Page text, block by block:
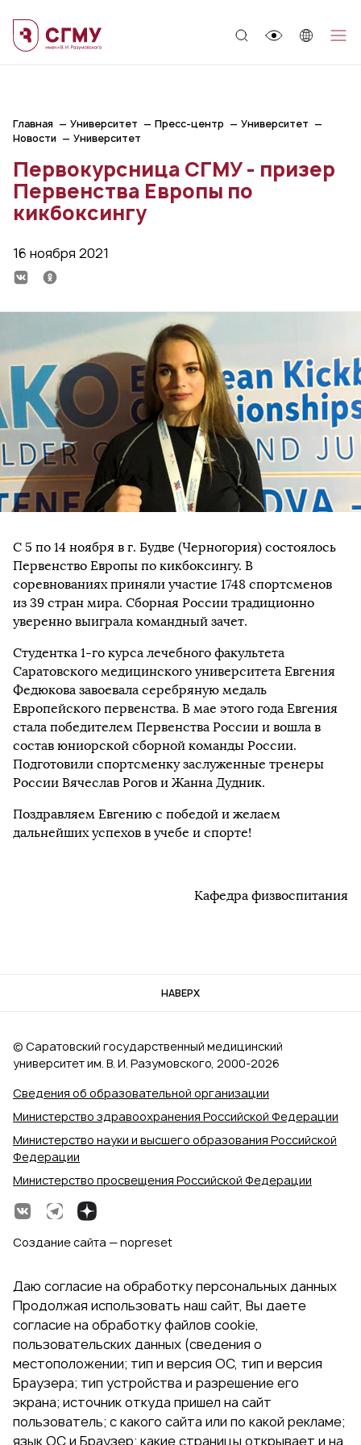
Главная Университет Пресс-центр
Университет
Новости
Университет
Первокурсница СГМУ - призер
Первенства Европы по
кикбоксингу
16 ноября 2021
С 5 по 14 ноября в г. Будве (Черногория) состоялось
Первенство Европы по кикбоксингу. В
соревнованиях приняли участие 1748 спортсменов
из 39 стран мира. Сборная России традиционно
уверенно выиграла командный зачет.
Студентка 1-го курса лечебного факультета
Саратовского медицинского университета Евгения
Федюкова завоевала серебряную медаль
Европейского первенства. В мае этого года Евгения
стала победителем Первенства России и вошла в
состав юниорской сборной команды России.
Подготовили спортсменку заслуженные тренеры
России Вячеслав Рогов и Жанна Дудник.
Поздравляем Евгению с победой и желаем
дальнейших успехов в учебе и спорте!
Кафедра физвоспитания
НАВЕРХ
Сведения об образовательной организации
Министерство здравоохранения Российской Федерации
Министерство науки и высшего образования Российской
Федерации
Министерство просвещения Российской Федерации
© Саратовский государственный медицинский
университет им. В. И. Разумовского, 2000‑2026
Создание сайта — nopreset
Даю согласие на обработку персональных данных
Продолжая использовать наш сайт, Вы даете
согласие на обработку файлов cookie,
пользовательских данных (сведения о
местоположении; тип и версия ОС, тип и версия
Браузера; тип устройства и разрешение его
экрана; источник откуда пришел на сайт
пользователь; с какого сайта или по какой рекламе;
язык ОС и Браузер; какие страницы открывает и на